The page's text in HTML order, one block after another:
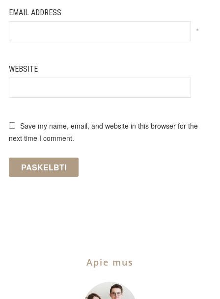
EMAIL ADDRESS
*
WEBSITE
Save my name, email, and website in this browser for the
next time I comment.
Apie mus